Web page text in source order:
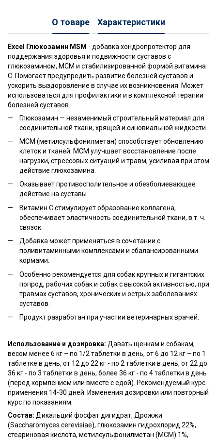
О товаре Характеристики
Excel Глюкозамин MSM - добавка хондропротектор для
поддержания здоровья и подвижности суставов с
глюкозамином, МСМ и стабилизированной формой витамина
С. Помогает предупредить развитие болезней суставов и
ускорить выздоровление в случае их возникновения. Может
использоваться для профилактики и в комплексной терапии
болезней суставов.
Глюкозамин — незаменимый строительный материал для
соединительной ткани, хрящей и синовиальной жидкости.
МСМ (метилсульфонилметан) способствует обновлению
клеток и тканей. МСМ улучшает восстановление после
нагрузки, стрессовых ситуаций и травм, усиливая при этом
действие глюкозамина.
Оказывает противосполительное и обезболиевающее
действие на суставы.
Витамин С стимулирует образование коллагена,
обеспечивает эластичность соединительной ткани, в т. ч.
связок.
Добавка может применяться в сочетании с
поливитаминными комплексами и сбалансированными
кормами.
Особенно рекомендуется для собак крупных и гигантских
попрод, рабочих собак и собак с высокой активностью, при
травмах суставов, хронических и острых заболеваниях
суставов.
Продукт разработан при участии ветеринарных врачей.
Использование и дозировка: Давать щенкам и собакам,
весом менее 6 кг – по 1/2 таблетки в день, от 6 до 12 кг – по 1
таблетке в день, от 12 до 22 кг - по 2 таблетки в день, от 22 до
36 кг - по 3 таблетки в день, более 36 кг - по 4 таблетки в день
(перед кормлением или вместе с едой). Рекомендуемый курс
применения 14-30 дней. Изменения дозировки или повторный
курс по показаниям.
Состав: Дикальций фосфат дигидрат, Дрожжи
(Saccharomyces cerevisiae), глюкозамин гидрохлорид 22%,
стеариновая кислота, метилсульфонилметан (МСМ) 1%,